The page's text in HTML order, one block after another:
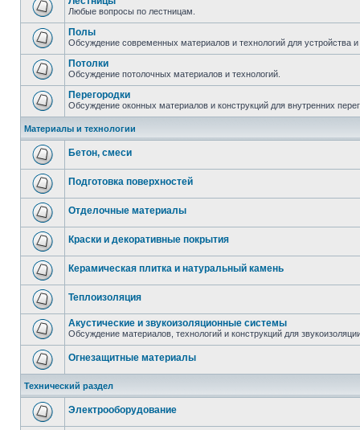
Любые вопросы по лестницам.
Полы
Обсуждение современных материалов и технологий для устройства
Потолки
Обсуждение потолочных материалов и технологий.
Перегородки
Обсуждение оконных материалов и конструкций для внутренних
Материалы и технологии
Бетон, смеси
Подготовка поверхностей
Отделочные материалы
Краски и декоративные покрытия
Керамическая плитка и натуральный камень
Теплоизоляция
Акустические и звукоизоляционные системы
Обсуждение материалов, технологий и конструкций для
Огнезащитные материалы
Технический раздел
Электрооборудование